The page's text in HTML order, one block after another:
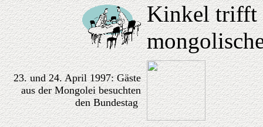
Kinkel trifft
23. und 24. April 1997: Gäste
aus der Mongolei besuchten
den Bundestag